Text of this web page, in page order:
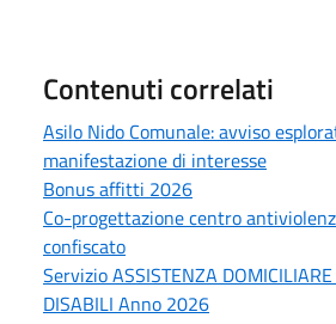
Contenuti correlati
Asilo Nido Comunale: avviso
manifestazione di interesse
Bonus affitti 2026
Co-progettazione centro
confiscato
Servizio ASSISTENZA
DISABILI Anno 2026